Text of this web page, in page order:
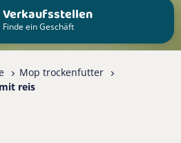
Verkaufsstellen
Finde ein Geschäft
Mop trockenfutter
reis